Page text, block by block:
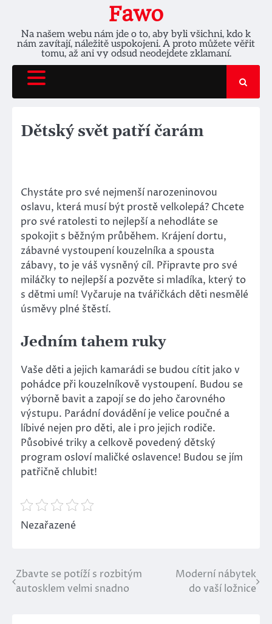
content
Fawo
Na našem webu nám jde o to, aby byli všichni, kdo k
nám zavítají, náležitě uspokojeni. A proto můžete věřit
tomu, až ani vy odsud neodejdete zklamaní.
Dětský svět patří čarám
Chystáte pro své nejmenší narozeninovou
oslavu, která musí být prostě velkolepá? Chcete
pro své ratolesti to nejlepší a nehodláte se
spokojit s běžným průběhem. Krájení dortu,
zábavné vystoupeníkouzelníka a spousta
zábavy, to je váš vysněný cíl. Připravte pro své
miláčky to nejlepší a pozvěte si mladíka, který to
s dětmi umí! Vyčaruje na tvářičkách děti nesmělé
úsměvy plné štěstí.
Jedním tahem ruky
Vaše děti a jejich kamarádi se budou cítit jako v
pohádce při kouzelníkově vystoupení. Budou se
výborně bavit a zapojí se do jeho čarovného
výstupu. Parádní dovádění je velice poučné a
líbivé nejen pro děti, ale i pro jejich rodiče.
Působivé triky a celkově povedený dětský
program osloví maličké oslavence! Budou se jím
patřičně chlubit!
Nezařazené
Navigace
Zbavte se potíží s rozbitým
autosklem velmi snadno
Moderní nábytek
do vaší ložnice